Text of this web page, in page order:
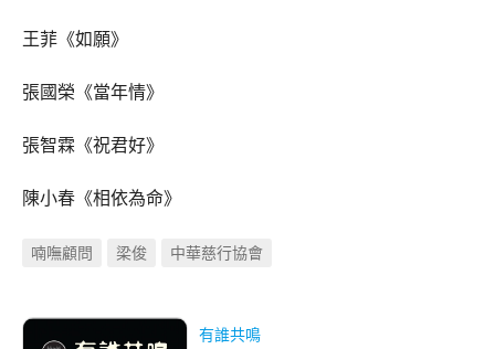
王菲《如願》
張國榮《當年情》
張智霖《祝君好》
陳小春《相依為命》
喃嘸顧問 梁俊 中華慈行協會
有誰共鳴